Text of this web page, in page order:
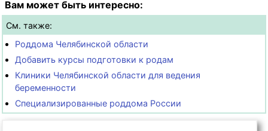
Вам может быть интересно:
См. также:
Роддома Челябинской области
Добавить курсы подготовки к родам
Клиники Челябинской области для ведения
беременности
Специализированные роддома России